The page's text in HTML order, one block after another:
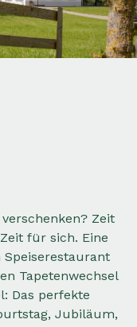
Zeit
für sich. Eine
Tapetenwechsel
Das perfekte
Jubiläum,